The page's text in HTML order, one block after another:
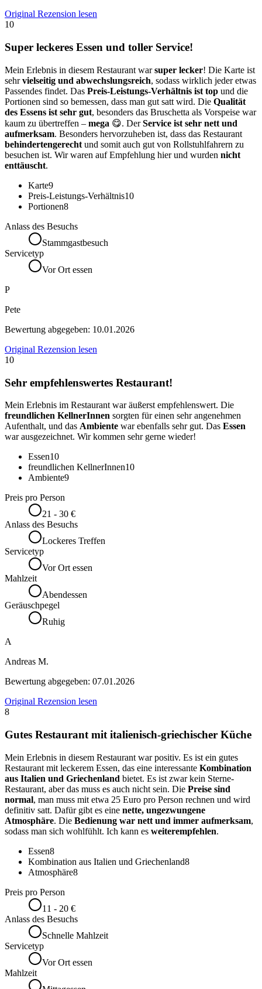
Original Rezension lesen
10
Super leckeres Essen und toller Service!
Mein Erlebnis in diesem Restaurant warsuper lecker! Die Karte ist
sehrvielseitig und abwechslungsreich, sodass wirklich jeder etwas
Passendes findet. Das Preis-Leistungs-Verhältnis ist top und die
Portionen sind so bemessen, dass man gut satt wird. Die Qualität
des Essens ist sehr gut, besonders das Bruschetta als Vorspeise war
kaum zu übertreffen – mega 😋. DerService ist sehr nett und
aufmerksam. Besonders hervorzuheben ist, dass das Restaurant
behindertengerecht und somit auch gut von Rollstuhlfahrern zu
besuchen ist. Wir waren auf Empfehlung hier und wurden nicht
enttäuscht.
Karte9
Preis-Leistungs-Verhältnis10
Portionen8
Anlass des Besuchs
Stammgastbesuch
Servicetyp
Vor Ort essen
P
Pete
Bewertung abgegeben: 10.01.2026
Original Rezension lesen
10
Sehr empfehlenswertes Restaurant!
Mein Erlebnis im Restaurant war äußerst empfehlenswert. Die
freundlichen KellnerInnen sorgten für einen sehr angenehmen
Aufenthalt, und das Ambiente war ebenfalls sehr gut. Das Essen
war ausgezeichnet. Wir kommen sehr gerne wieder!
Essen10
freundlichen KellnerInnen10
Ambiente9
Preis pro Person
21 - 30 €
Anlass des Besuchs
Lockeres Treffen
Servicetyp
Vor Ort essen
Mahlzeit
Abendessen
Geräuschpegel
Ruhig
A
Andreas M.
Bewertung abgegeben: 07.01.2026
Original Rezension lesen
8
Gutes Restaurant mit italienisch-griechischer Küche
Mein Erlebnis in diesem Restaurant war positiv. Es ist ein gutes
Restaurant mit leckerem Essen, das eine interessante Kombination
aus Italien und Griechenland bietet. Es ist zwar kein Sterne-
Restaurant, aber das muss es auch nicht sein. Die Preise sind
normal, man muss mit etwa 25 Euro pro Person rechnen und wird
definitiv satt. Dafür gibt es eine nette, ungezwungene
Atmosphäre. Die Bedienung war nett und immer aufmerksam,
sodass man sich wohlfühlt. Ich kann es weiterempfehlen.
Essen8
Kombination aus Italien und Griechenland8
Atmosphäre8
Preis pro Person
11 - 20 €
Anlass des Besuchs
Schnelle Mahlzeit
Servicetyp
Vor Ort essen
Mahlzeit